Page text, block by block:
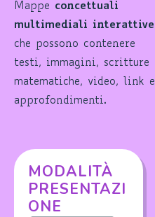
Mappe concettuali
multimediali interattive
che possono contenere
testi, immagini, scritture
matematiche, video, link e
approfondimenti.
MODALITÀ
PRESENTAZI
ONE